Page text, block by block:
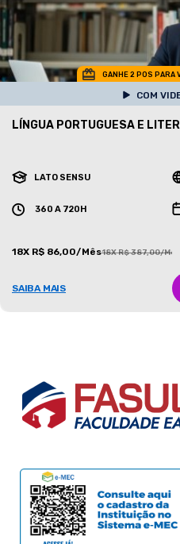
GANHE 2 POS PARA
COM
LÍNGUA PORTUGUESA E
LATO SENSU
360 A 720H
18X R$ 86,00/Mês18X R$ 387,00/Mês
SAIBA MAIS